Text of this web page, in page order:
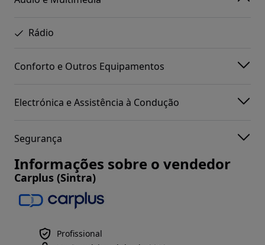
Rádio
Conforto e Outros Equipamentos
Electrónica e Assistência à Condução
Segurança
Informações sobre o vendedor
Carplus (Sintra)
Profissional